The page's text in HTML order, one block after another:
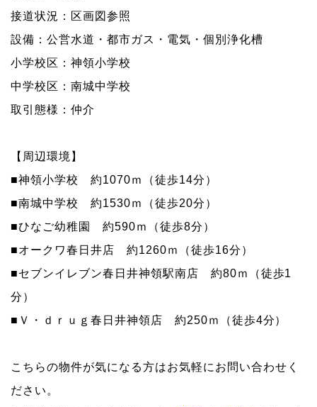
接道状況：区画図参照
設備：公営水道・都市ガス・電気・個別浄化槽
小学校区：神領小学校
中学校区：南城中学校
取引態様：仲介
【周辺環境】
■神領小学校 約1070ｍ（徒歩14分）
■南城中学校 約1530ｍ（徒歩20分）
■ひなご幼稚園 約590ｍ（徒歩8分）
■オークワ春日井店 約1260ｍ（徒歩16分）
■セブンイレブン春日井神領駅南店 約80ｍ（徒歩1
分）
■Ｖ・ｄｒｕｇ春日井神領店 約250ｍ（徒歩4分）
こちらの物件が気になる方はお気軽にお問い合わせく
ださい。